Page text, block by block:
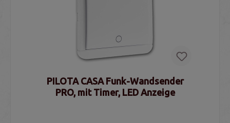
PILOTA CASA Funk-Wandsender
PRO, mit Timer, LED Anzeige